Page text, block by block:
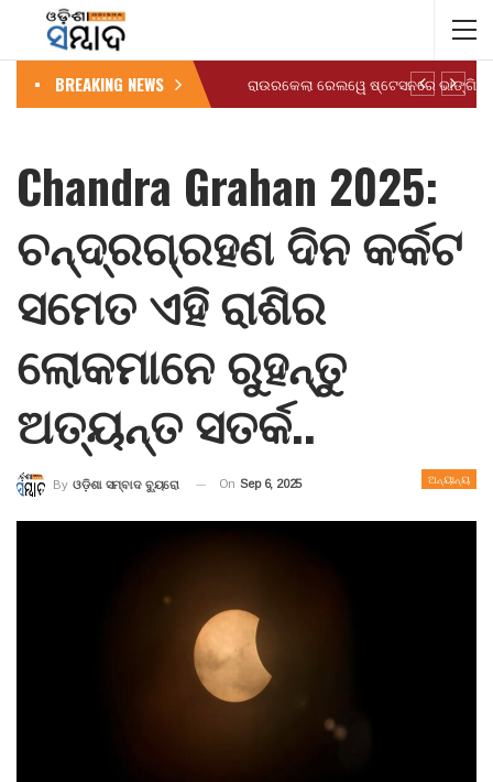
BREAKING NEWS
Chandra Grahan 2025:
ଚନ୍ଦ୍ରଗ୍ରହଣ ଦିନ କର୍କଟ
ସମେତ ଏହି ରାଶିର
ଲୋକମାନେ ରୁହନ୍ତୁ
ଅତ୍ୟନ୍ତ ସତର୍କ..
ଅନ୍ୟାନ୍ୟ
By ଓଡ଼ିଶା ସମ୍ବାଦ ବ୍ୟୁରୋ On Sep 6, 2025